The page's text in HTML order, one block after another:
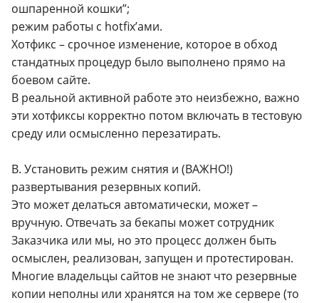
ошпаренной кошки”;
режим работы с hotfix’ами.
Хотфикс – срочное изменение, которое в обход
стандатных процедур было выполнено прямо на
боевом сайте.
В реальной активной работе это неизбежно, важно
эти хотфиксы корректно потом включать в тестовую
среду или осмысленно перезатирать.
B. Установить режим снятия и (ВАЖНО!)
развертывания резервных копий.
Это может делаться автоматически, может –
вручную. Отвечать за бекапы может сотрудник
Заказчика или мы, но это процесс должен быть
осмыслен, реализован, запущен и протестирован.
Многие владельцы сайтов не знают что резервные
копии неполны или хранятся на том же сервере (то